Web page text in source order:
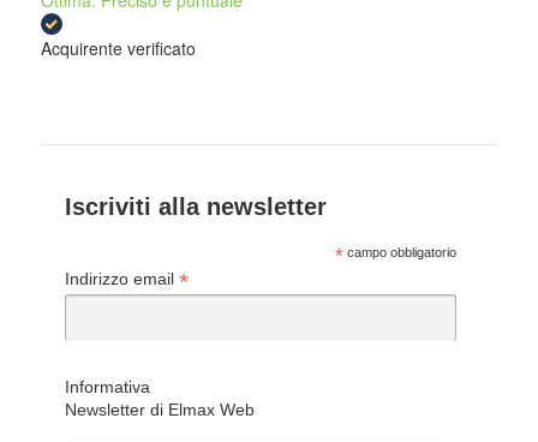
Acquirente verificato
Iscriviti alla newsletter
* campo obbligatorio
Indirizzo email *
Informativa
Newsletter di Elmax Web